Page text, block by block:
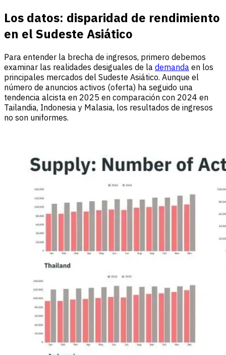
Los datos: disparidad de rendimiento
en el Sudeste Asiático
Para entender la brecha de ingresos, primero debemos
examinar las realidades desiguales de la demanda en los
principales mercados del Sudeste Asiático. Aunque el
número de anuncios activos (oferta) ha seguido una
tendencia alcista en 2025 en comparación con 2024 en
Tailandia, Indonesia y Malasia, los resultados de ingresos
no son uniformes.